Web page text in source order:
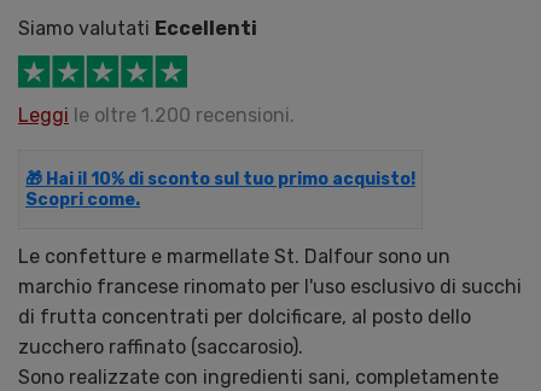
Siamo valutati Eccellenti
Leggi le oltre 1.200 recensioni.
🎁 Hai il 10% di sconto sul tuo primo acquisto!
Scopri come.
Le confetture e marmellate St. Dalfour sono un
marchio francese rinomato per l'uso esclusivo di succhi
di frutta concentrati per dolcificare, al posto dello
zucchero raffinato (saccarosio).
Sono realizzate con ingredienti sani, completamente